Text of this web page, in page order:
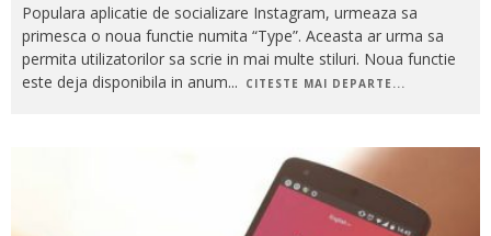
Populara aplicatie de socializare Instagram, urmeaza sa
primesca o noua functie numita “Type”. Aceasta ar urma sa
permita utilizatorilor sa scrie in mai multe stiluri. Noua functie
este deja disponibila in anum... CITESTE MAI DEPARTE...